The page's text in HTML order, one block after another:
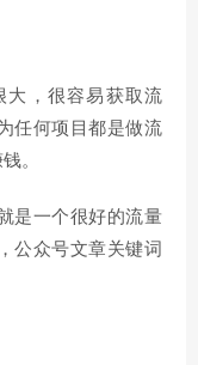
大，很容易获取流
任何项目都是做流
。
是一个很好的流量
公众号文章关键词